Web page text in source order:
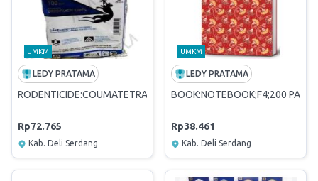
UMKM
LEDY PRATAMA
RODENTICIDE:COUMATETRALYL 0,0375%;WB
Rp72.765
Kab. Deli Serdang
UMKM
LEDY PRATAMA
BOOK:NOTEBOOK;F4;200
Rp38.461
Kab. Deli Serdang